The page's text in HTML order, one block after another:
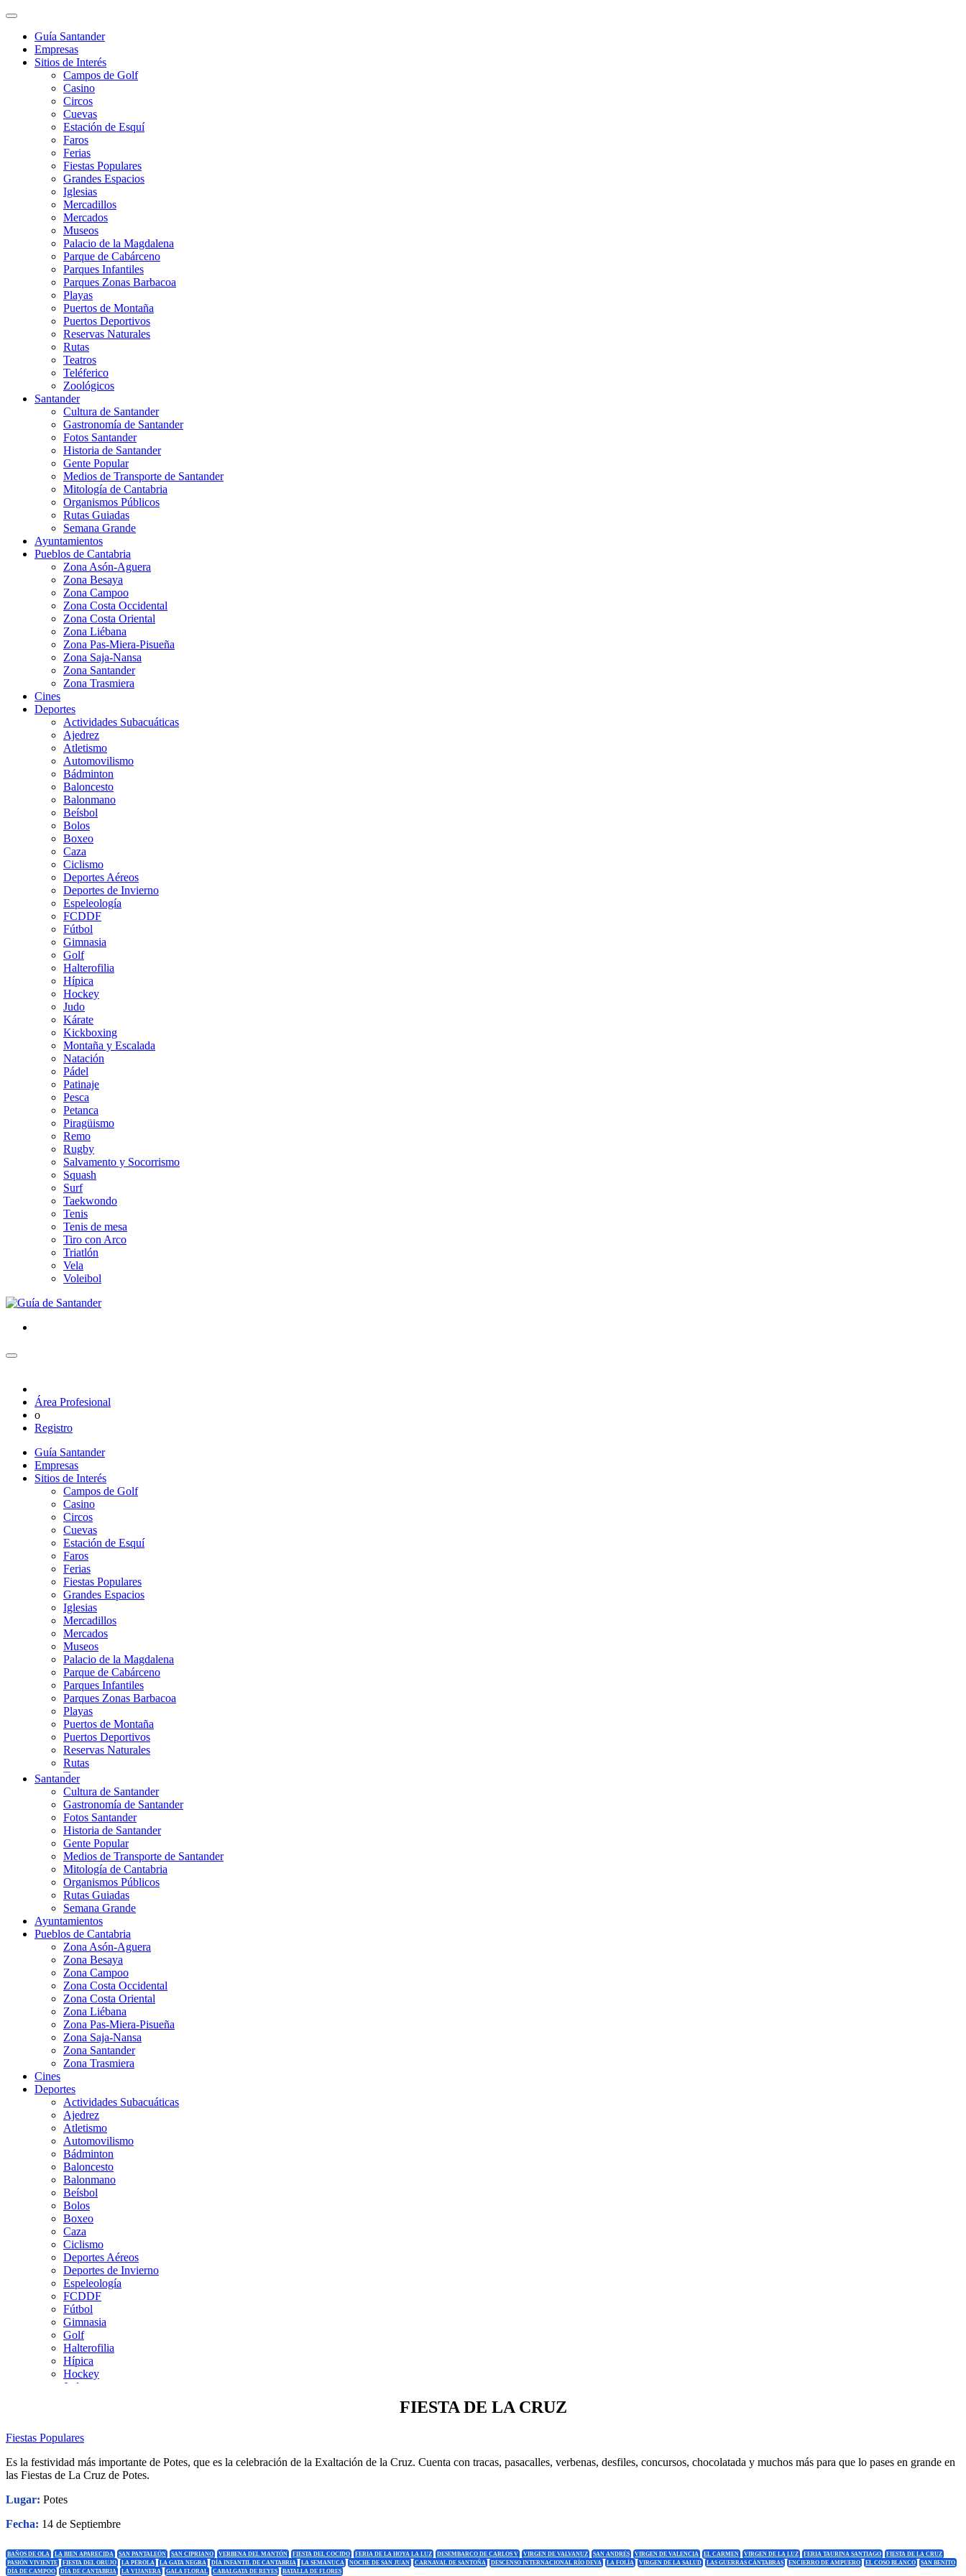
Guía Santander
Empresas
Sitios de Interés
Campos de Golf
Casino
Circos
Cuevas
Estación de Esquí
Faros
Ferias
Fiestas Populares
Grandes Espacios
Iglesias
Mercadillos
Mercados
Museos
Palacio de la Magdalena
Parque de Cabárceno
Parques Infantiles
Parques Zonas Barbacoa
Playas
Puertos de Montaña
Puertos Deportivos
Reservas Naturales
Rutas
Teatros
Teléferico
Zoológicos
Santander
Cultura de Santander
Gastronomía de Santander
Fotos Santander
Historia de Santander
Gente Popular
Medios de Transporte de Santander
Mitología de Cantabria
Organismos Públicos
Rutas Guiadas
Semana Grande
Ayuntamientos
Pueblos de Cantabria
Zona Asón-Aguera
Zona Besaya
Zona Campoo
Zona Costa Occidental
Zona Costa Oriental
Zona Liébana
Zona Pas-Miera-Pisueña
Zona Saja-Nansa
Zona Santander
Zona Trasmiera
Cines
Deportes
Actividades Subacuáticas
Ajedrez
Atletismo
Automovilismo
Bádminton
Baloncesto
Balonmano
Beísbol
Bolos
Boxeo
Caza
Ciclismo
Deportes Aéreos
Deportes de Invierno
Espeleología
FCDDF
Fútbol
Gimnasia
Golf
Halterofilia
Hípica
Hockey
Judo
Kárate
Kickboxing
Montaña y Escalada
Natación
Pádel
Patinaje
Pesca
Petanca
Piragüismo
Remo
Rugby
Salvamento y Socorrismo
Squash
Surf
Taekwondo
Tenis
Tenis de mesa
Tiro con Arco
Triatlón
Vela
Voleibol
Área Profesional
o
Registro
Guía Santander
Empresas
Sitios de Interés
Campos de Golf
Casino
Circos
Cuevas
Estación de Esquí
Faros
Ferias
Fiestas Populares
Grandes Espacios
Iglesias
Mercadillos
Mercados
Museos
Palacio de la Magdalena
Parque de Cabárceno
Parques Infantiles
Parques Zonas Barbacoa
Playas
Puertos de Montaña
Puertos Deportivos
Reservas Naturales
Rutas
Teatros
Teléferico
Zoológicos
Santander
Cultura de Santander
Gastronomía de Santander
Fotos Santander
Historia de Santander
Gente Popular
Medios de Transporte de Santander
Mitología de Cantabria
Organismos Públicos
Rutas Guiadas
Semana Grande
Ayuntamientos
Pueblos de Cantabria
Zona Asón-Aguera
Zona Besaya
Zona Campoo
Zona Costa Occidental
Zona Costa Oriental
Zona Liébana
Zona Pas-Miera-Pisueña
Zona Saja-Nansa
Zona Santander
Zona Trasmiera
Cines
Deportes
Actividades Subacuáticas
Ajedrez
Atletismo
Automovilismo
Bádminton
Baloncesto
Balonmano
Beísbol
Bolos
Boxeo
Caza
Ciclismo
Deportes Aéreos
Deportes de Invierno
Espeleología
FCDDF
Fútbol
Gimnasia
Golf
Halterofilia
Hípica
Hockey
Judo
Natación
Patinaje
Pesca
Piragüismo
Rugby
Squash
Surf
FIESTA DE LA CRUZ
Fiestas Populares
Es la festividad más importante de Potes, que es la celebración de la Exaltación de la Cruz. Cuenta con tracas, pasacalles, verbenas, desfiles, concursos, chocolatada y muchos más para que lo pases en grande en
las Fiestas de La Cruz de Potes.
Lugar: Potes
Fecha: 14 de Septiembre
BAÑOS DE OLA LA BIEN APARECIDA SAN PANTALEÓN SAN CIPRIANO VERBENA DEL MANTÓN FIESTA DEL COCIDO FERIA DE LA HOYA LA LUZ DESEMBARCO DE CARLOS V VIRGEN DE VALVANUZ SAN ANDRÉS VIRGEN DE VALENCIA EL CARMEN VIRGEN DE LA LUZ FERIA TAURINA SANTIAGO
FIESTA DE LA CRUZ
PASIÓN VIVIENTE
FIESTA DEL ORUJO LA PEROLA LA GATA NEGRA DÍA INFANTIL DE CANTABRIA LA SEMANUCA NOCHE DE SAN JUAN CARNAVAL DE SANTOÑA DESCENSO INTERNACIONAL RÍO DEVA LA FOLÍA VIRGEN DE LA SALUD LAS GUERRAS CÁNTABRAS ENCIERRO DE AMPUERO EL COSO BLANCO
SAN BENITO
DÍA DE CAMPOO
DÍA DE CANTABRIA LA VIJANERA GALA FLORAL CABALGATA DE REYES BATALLA DE FLORES